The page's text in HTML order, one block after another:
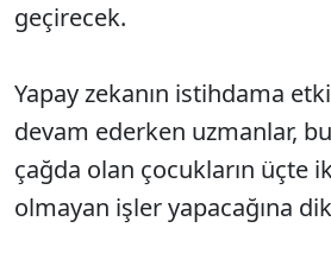
geçirecek.
Yapay zekanın istihdama
devam ederken uzmanlar,
çağda olan çocukların üçte
olmayan işler yapacağına